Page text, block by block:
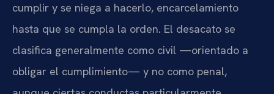
cumplir y se niega a hacerlo, encarcelamiento
hasta que se cumpla la orden. El desacato se
clasifica generalmente como civil —orientado a
obligar el cumplimiento— y no como penal,